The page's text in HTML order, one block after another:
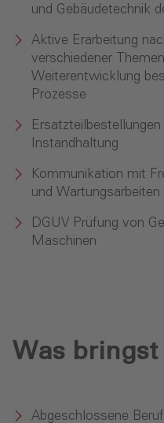
und Gebäudetechnik
Aktive Erarbeitung
verschiedener
Weiterentwicklung
Prozesse
Instandhaltung
Kommunikation mit
und Wartungsarbeiten
DGUV Prüfung von
Maschinen
Was bringst
Abgeschlossene